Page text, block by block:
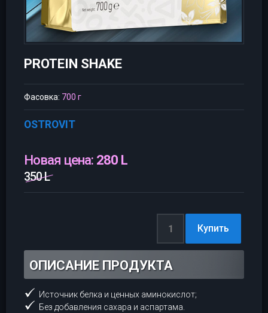
PROTEIN SHAKE
Фасовка: 700 г
OSTROVIT
Новая цена: 280 L
350 L
ОПИСАНИЕ ПРОДУКТА
Источник белка и ценных аминокислот;
Без добавления сахара и аспартама.